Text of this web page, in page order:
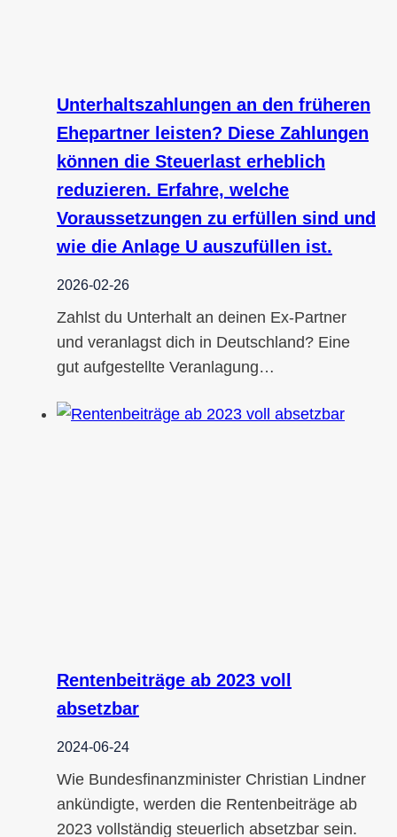
Unterhaltszahlungen an den früheren
Ehepartner leisten? Diese Zahlungen
können die Steuerlast erheblich
reduzieren. Erfahre, welche
Voraussetzungen zu erfüllen sind und
wie die Anlage U auszufüllen ist.
2026-02-26
Zahlst du Unterhalt an deinen Ex-Partner
und veranlagst dich in Deutschland? Eine
gut aufgestellte Veranlagung…
Rentenbeiträge ab 2023 voll
absetzbar
2024-06-24
Wie Bundesfinanzminister Christian Lindner
ankündigte, werden die Rentenbeiträge ab
2023 vollständig steuerlich absetzbar sein.